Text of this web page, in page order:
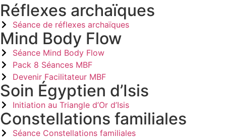
Réflexes archaïques
Séance de réflexes archaïques
Mind Body Flow
Séance Mind Body Flow
Pack 8 Séances MBF
Devenir Facilitateur MBF
Soin Égyptien d’Isis
Initiation au Triangle d’Or d’Isis
Constellations familiales
Séance Constellations familiales